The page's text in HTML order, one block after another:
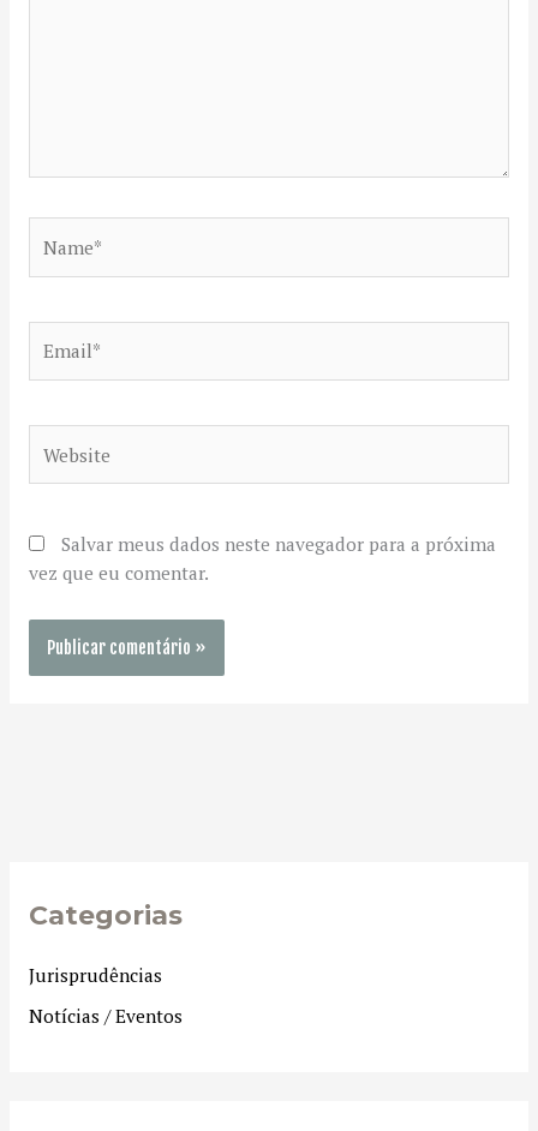
Salvar meus dados neste navegador para a próxima
vez que eu comentar.
Categorias
Jurisprudências
Notícias / Eventos